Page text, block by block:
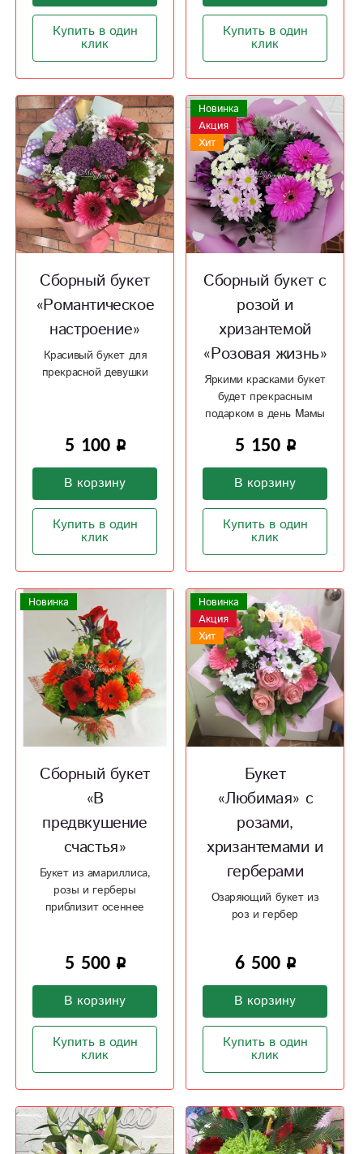
Купить в один
клик
Купить в один
клик
Сборный букет
«Романтическое
настроение»
Красивый букет для
прекрасной девушки
5 100
В корзину
Купить в один
клик
Новинка
Акция
Хит
Сборный букет с
розой и
хризантемой
«Розовая жизнь»
Яркими красками букет
будет прекрасным
подарком в день Мамы
5 150
В корзину
Купить в один
клик
Новинка
Сборный букет
«В
предвкушение
счастья»
Букет из амариллиса,
розы и герберы
приблизит осеннее
5 500
В корзину
Купить в один
клик
Новинка
Акция
Хит
Букет
«Любимая» с
розами,
хризантемами и
герберами
Озаряющий букет из
роз и гербер
6 500
В корзину
Купить в один
клик